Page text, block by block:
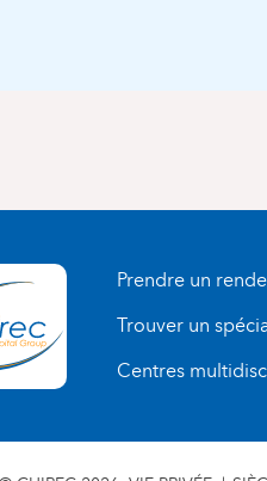
Prendre un
Trouver un
Centres